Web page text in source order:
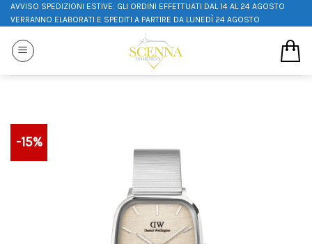
AVVISO SPEDIZIONI ESTIVE: GLI ORDINI EFFETTUATI DAL 14 AL 24 AGOSTO
VERRANNO ELABORATI E SPEDITI A PARTIRE DA LUNEDÌ 24 AGOSTO
-15%